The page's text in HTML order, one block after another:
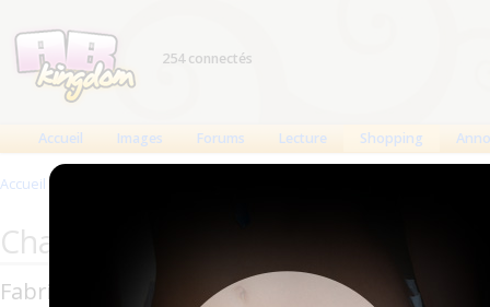
254 connectés
Accueil Images Forums Lecture Shopping
Accueil >
Changes complets Tykables :
Fabricant : Tykables